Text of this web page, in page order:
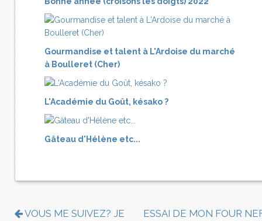
Gourmandise et talent à L'Ardoise du marché
à Boulleret (Cher)
L'Académie du Goût, késako ?
Gâteau d'Hélène etc...
VOUS ME SUIVEZ? JE
ESSAI DE MON FOUR